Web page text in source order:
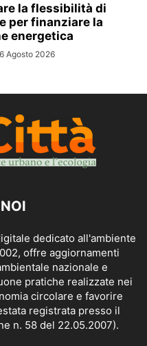
la flessibilità di
per finanziare la
energetica
6 Agosto 2026
dedicato all'ambiente
offre aggiornamenti
nazionale e
pratiche realizzate nei
circolare e favorire
registrata presso il
n. 58 del 22.05.2007).